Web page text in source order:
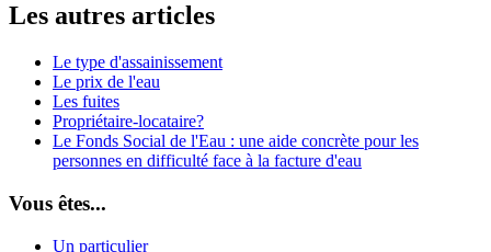
Les autres articles
Le type d'assainissement
Le prix de l'eau
Les fuites
Propriétaire-locataire?
Le Fonds Social de l'Eau : une aide concrète pour les
personnes en difficulté face à la facture d'eau
Vous êtes...
Un particulier